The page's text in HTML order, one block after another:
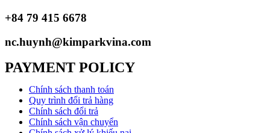
+84 79 415 6678
nc.huynh@kimparkvina.com
PAYMENT POLICY
Chính sách thanh toán
Quy trình đổi trả hàng
Chính sách đổi trả
Chính sách vận chuyển